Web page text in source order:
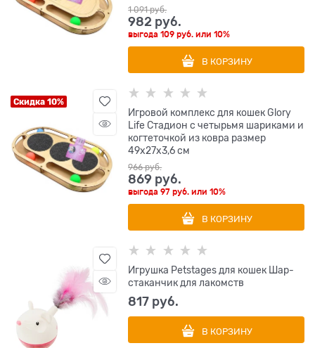
1 091 руб.
982 руб.
выгода109 руб. или10%
В КОРЗИНУ
Скидка 10%
Игровой комплекс для кошек Glory
Life Стадион с четырьмя шариками и
когтеточкой из ковра размер
49х27х3,6 см
966 руб.
869 руб.
выгода97 руб. или10%
В КОРЗИНУ
Игрушка Petstages для кошек Шар-
стаканчик для лакомств
817 руб.
В КОРЗИНУ